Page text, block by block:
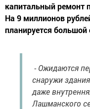
капитальный ремонт
На 9 миллионов
планируется
- Ожидаются
снаружи
даже
Лашманского